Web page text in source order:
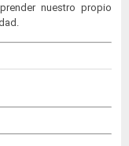
nuestro propio